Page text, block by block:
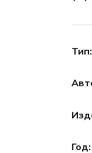
Тип:
Год: